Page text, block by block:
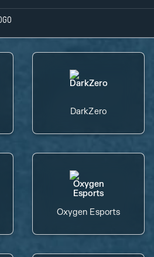
DarkZero
Oxygen Esports